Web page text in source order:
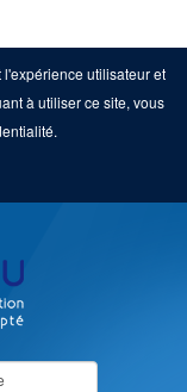
utilisateur et
à utiliser ce site, vous